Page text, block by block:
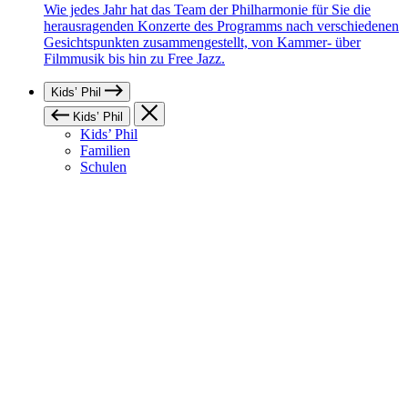
Wie jedes Jahr hat das Team der Philharmonie für Sie die
herausragenden Konzerte des Programms nach verschiedenen
Gesichtspunkten zusammengestellt, von Kammer- über
Filmmusik bis hin zu Free Jazz.
Kids’ Phil
Kids’ Phil
Kids’ Phil
Familien
Schulen